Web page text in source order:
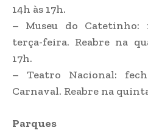
14h às 17h.
– Museu do Catetinho:
terça-feira. Reabre na
17h.
– Teatro Nacional:
Carnaval. Reabre na
Parques